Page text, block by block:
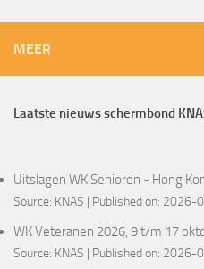
MEER
Laatste nieuws schermbond
Uitslagen WK Senioren - Hong
Source: KNAS Published on: 2026-
WK Veteranen 2026, 9 t/m 17
Source: KNAS Published on: 2026-